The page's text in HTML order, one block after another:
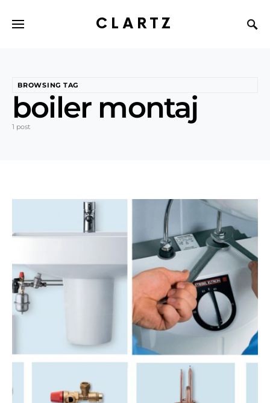
CLARTZ
BROWSING TAG
boiler montaj
1 post